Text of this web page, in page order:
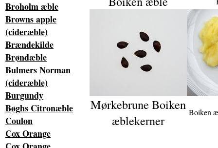
Broholm æble
Browns apple
(cideræble)
Brændekilde
Brøndæble
Bulmers Norman
(cideræble)
Burgundy
Bøghs Citronæble
Coulon
Cox Orange
Mørkebrune Boiken
æblekerner
Boiken